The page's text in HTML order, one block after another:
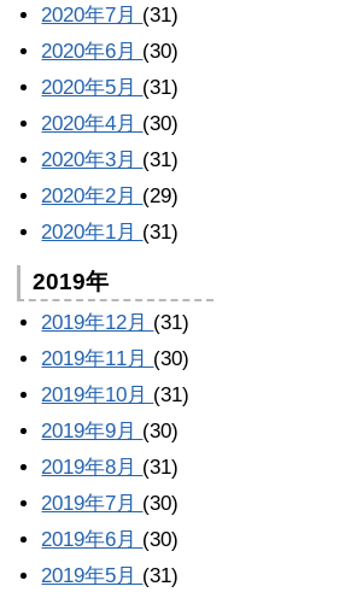
2020年7月 (31)
2020年6月 (30)
2020年5月 (31)
2020年4月 (30)
2020年3月 (31)
2020年2月 (29)
2020年1月 (31)
2019年
2019年12月 (31)
2019年11月 (30)
2019年10月 (31)
2019年9月 (30)
2019年8月 (31)
2019年7月 (30)
2019年6月 (30)
2019年5月 (31)